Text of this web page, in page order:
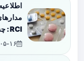
RCI: چه باید دانست؟